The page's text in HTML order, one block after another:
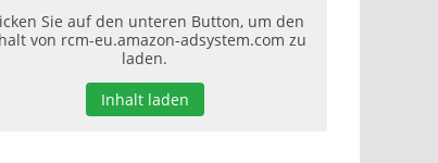
Sie auf den unteren Button, um den
von rcm-eu.amazon-adsystem.com zu
laden.
Inhalt laden